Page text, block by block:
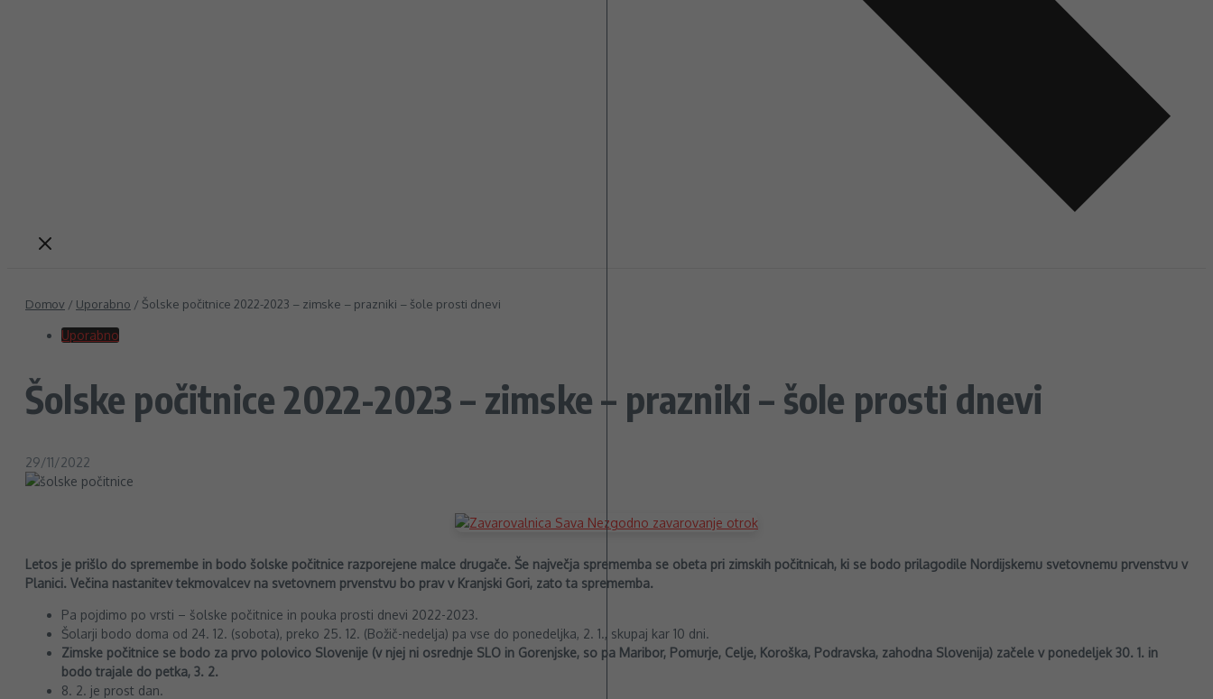
Domov / Uporabno / Šolske počitnice 2022-2023 – zimske – prazniki – šole prosti dnevi
Uporabno
Šolske počitnice 2022-2023 – zimske – prazniki – šole prosti dnevi
29/11/2022
Letos je prišlo do spremembe in bodo šolske počitnice razporejene malce drugače. Še največja sprememba se obeta pri zimskih počitnicah, ki se bodo prilagodile Nordijskemu svetovnemu prvenstvu v
Planici. Večina nastanitev tekmovalcev na svetovnem prvenstvu bo prav v Kranjski Gori, zato ta sprememba.
Pa pojdimo po vrsti – šolske počitnice in pouka prosti dnevi 2022-2023.
Šolarji bodo doma od 24. 12. (sobota), preko 25. 12. (Božič-nedelja) pa vse do ponedeljka, 2. 1., skupaj kar 10 dni.
Zimske počitnice se bodo za prvo polovico Slovenije (v njej ni osrednje SLO in Gorenjske, so pa Maribor, Pomurje, Celje, Koroška, Podravska, zahodna Slovenija) začele v ponedeljek 30. 1. in
bodo trajale do petka, 3. 2.
8. 2. je prost dan.